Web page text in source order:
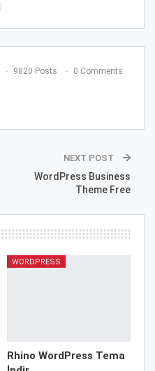
9820 Posts 0 Comments
NEXT POST
WordPress Business
Theme Free
WORDPRESS
Rhino WordPress Tema